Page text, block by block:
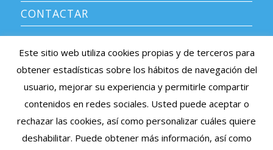
CONTACTAR
Información y citas: 91 639 08 38
e-mail: averroes@centromedicoaverroes.com
Listado de sociedades médicas asociadas >
Cita Previa Online
Este sitio web utiliza cookies propias y de terceros para
obtener estadísticas sobre los hábitos de navegación del
usuario, mejorar su experiencia y permitirle compartir
contenidos en redes sociales. Usted puede aceptar o
rechazar las cookies, así como personalizar cuáles quiere
deshabilitar. Puede obtener más información, así como